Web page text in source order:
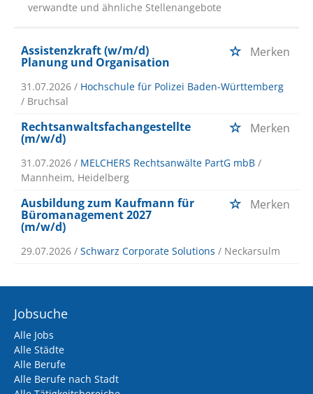
verwandte und ähnliche Stellenangebote
Assistenzkraft (w/m/d)
Planung und Organisation
Merken
31.07.2026 / Hochschule für Polizei Baden-Württemberg
/ Bruchsal
Rechtsanwaltsfachangestellte
(m/w/d)
Merken
31.07.2026 / MELCHERS Rechtsanwälte PartG mbB /
Mannheim, Heidelberg
Ausbildung zum Kaufmann für
Büromanagement 2027
(m/w/d)
Merken
29.07.2026 / Schwarz Corporate Solutions / Neckarsulm
Jobsuche
Alle Jobs
Alle Städte
Alle Berufe
Alle Berufe nach Stadt